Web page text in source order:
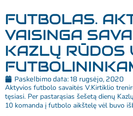
FUTBOLAS.
VAISINGA
KAZLŲ RŪDOS
Paskelbimo data:18 rugsėjo, 2020
Aktyvios futbolo savaitės V.Kirtiklio
tęsiasi. Per pastarąsias šešetą dienų
10 komanda į futbolo aikštelę vėl buvo